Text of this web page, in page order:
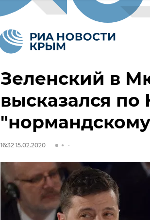
Зеленский в
высказался
16:32 15.02.2020